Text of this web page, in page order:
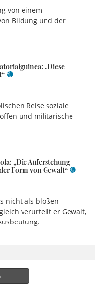
von einem
Bildung und der
„Diese
Reise soziale
und militärische
„Die Auferstehung
Form von Gewalt“
nicht als bloßen
verurteilt er Gewalt,